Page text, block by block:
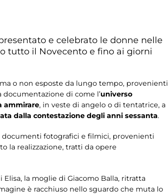
e celebrato le donne nelle
tutto il Novecento e fino ai giorni
o non esposte da lungo tempo, provenienti
documentazione di come l’universo
ammirare, in veste di angelo o di tentatrice, a
dalla contestazione degli anni sessanta.
documenti fotografici e filmici, provenienti
la realizzazione, tratti da opere
la moglie di Giacomo Balla, ritratta
è racchiuso nello sguardo che muta lo